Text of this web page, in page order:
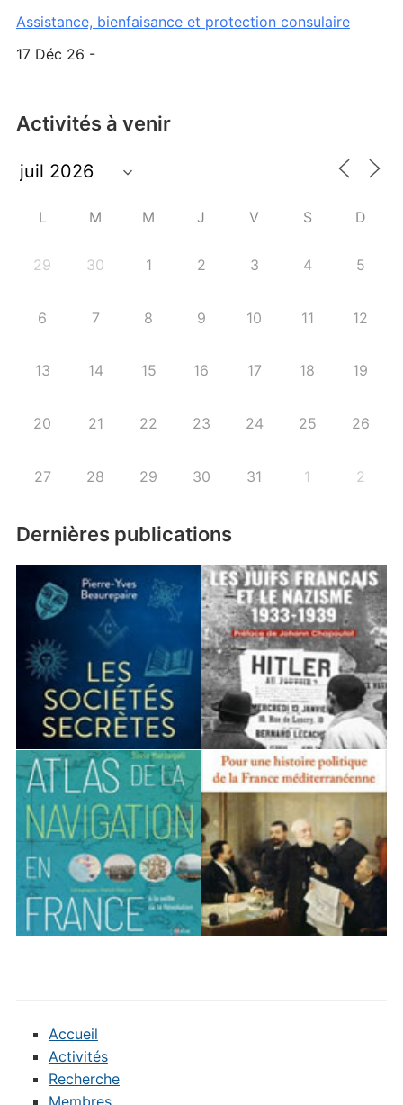
Assistance, bienfaisance et protection consulaire
17 Déc 26 -
Activités à venir
L M M J V S D
29 30 1 2 3 4 5
6 7 8 9 10 11 12
13 14 15 16 17 18 19
20 21 22 23 24 25 26
27 28 29 30 31 1 2
Dernières publications
Accueil
Activités
Recherche
Membres